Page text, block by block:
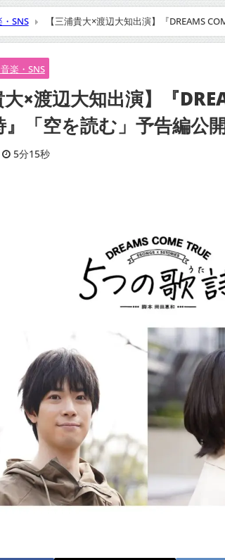
SNS
【三浦貴大×渡辺大知出演】『DREAMS
楽・SNS
大×渡辺大知出演】『
』「空を読む」予告編
5分15秒